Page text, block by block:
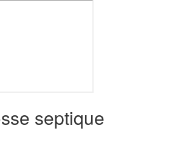
septique